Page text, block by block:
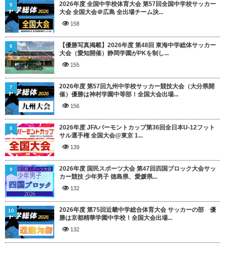
2026年度 全国中学校体育大会 第57回全国中学校サッカー
大会 全国大会＠広島 全出場チーム決...
158
5
【優勝写真掲載】2026年度 第48回 東海中学総体サッカー
大会（愛知開催）静岡学園がPKを制し...
155
6
2026年度 第57回九州中学校サッカー競技大会（大分県開
催）優勝は神村学園中等部！全国大会出場...
156
7
2026年度 JFAバーモントカップ第36回全日本U-12フット
サル選手権 全国大会@東京 1...
139
8
2026年度 国民スポーツ大会 第47回四国ブロック大会サッ
カー競技 少年男子 徳島県、愛媛県...
132
9
2026年度 第75回近畿中学総合体育大会 サッカーの部 優
勝は京都精華学園中学校！全国大会出場...
132
10